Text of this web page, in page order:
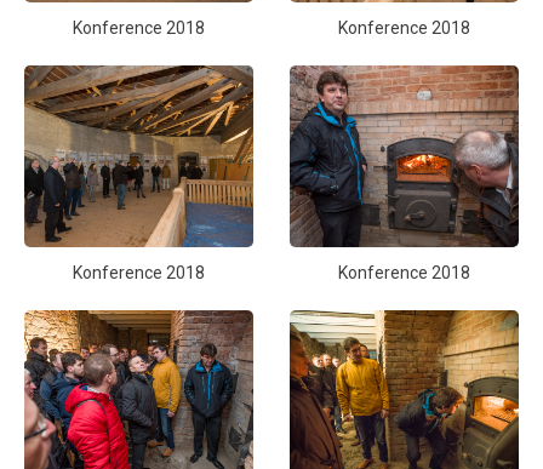
Konference 2018 Konference 2018
Konference 2018 Konference 2018